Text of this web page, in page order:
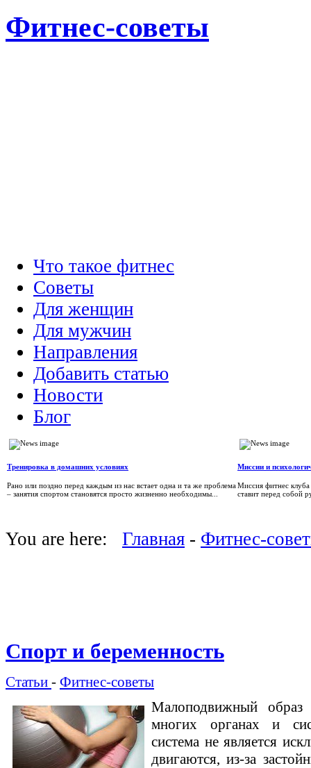
Фитнес-советы
Что такое фитнес
Советы
Для женщин
Для мужчин
Направления
Добавить статью
Новости
Блог
Тренировка в домашних условиях
Рано или поздно перед каждым из нас встает одна и та же проблема
– занятия спортом становятся просто жизненно необходимы...
Миссии и
Миссия фитнес
ставит перед собой
You are here: Главная - Фитнес-
Спорт и беременность
Статьи - Фитнес-советы
Малоподвижный образ
многих органах и
система не является
двигаются, из-за